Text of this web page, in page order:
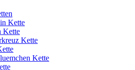
Kette
Kette
Kette
Kette